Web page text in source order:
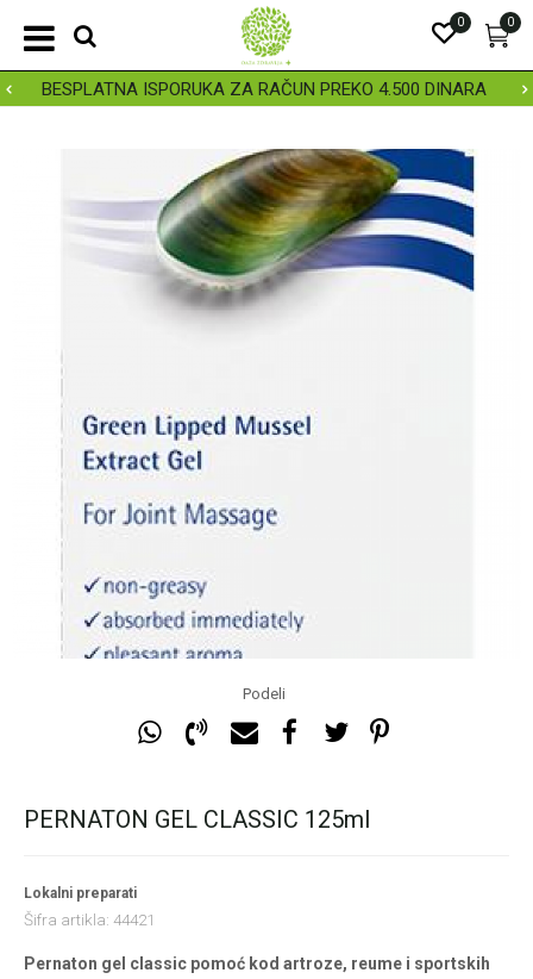
BESPLATNA ISPORUKA ZA RAČUN PREKO 4.500 DINARA
0
0
Podeli
PERNATON GEL CLASSIC 125ml
Lokalni preparati
Šifra artikla: 44421
Pernaton gel classic pomoć kod artroze, reume i sportskih